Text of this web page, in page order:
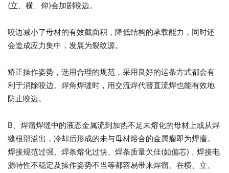
(立、横、仰)会加剧咬边。
咬边减小了母材的有效截面积，降低结构的承载能力，同时还
会造成应力集中，发展为裂纹源。
矫正操作姿势，选用合理的规范，采用良好的运条方式都会有
利于消除咬边。焊角焊缝时，用交流焊代替直流焊也能有效地
防止咬边。
B、焊瘤焊缝中的液态金属流到加热不足未熔化的母材上或从焊
缝根部溢出，冷却后形成的未与母材熔合的金属瘤即为焊瘤。
焊接规范过强、焊条熔化过快、焊条质量欠佳(如偏芯)，焊接电
源特性不稳定及操作姿势不当等都容易带来焊瘤。在横、立、